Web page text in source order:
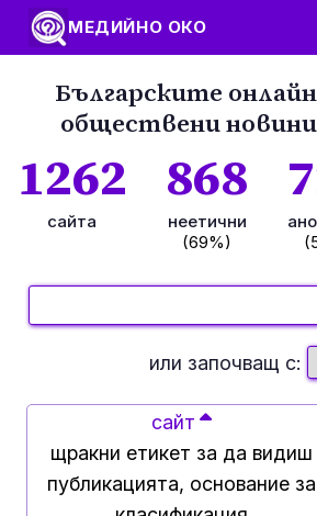
МЕДИЙНО ОКО
Българските
обществени
1262
сайта
868
неетични
(69%)
или започващ с:
сайт
щракни етикет за да видиш
публикацията, основание за